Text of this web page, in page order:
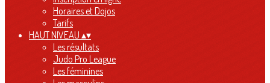
Horaires et Dojos
Tarifs
HAUT NIVEAU ▴▾
Les résultats
Judo Pro League
Les féminines